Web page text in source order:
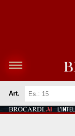
Art.